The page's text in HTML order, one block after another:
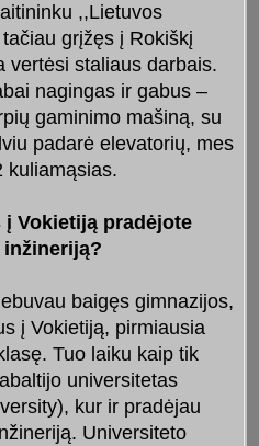
,,Lietuvos
tačiau grįžęs į Rokiškį
vertėsi staliaus darbais.
nagingas ir gabus –
gaminimo mašiną, su
padarė elevatorių, mes
kuliamąsias.
į Vokietiją pradėjote
baigęs gimnazijos,
į Vokietiją, pirmiausia
Tuo laiku kaip tik
universitetas
kur ir pradėjau
Universiteto